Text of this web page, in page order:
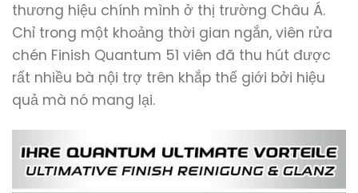
thương hiệu chính mình ở thị trường Châu Á.
Chỉ trong một khoảng thời gian ngắn, viên rửa
chén Finish Quantum 51 viên đã thu hút được
rất nhiều bà nội trợ trên khắp thế giới bởi hiệu
quả mà nó mang lại.